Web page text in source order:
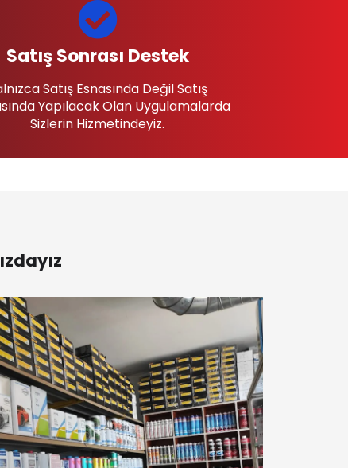
Satış Sonrası Destek
Satış Esnasında Değil Satış
Yapılacak Olan Uygulamalarda
Sizlerin Hizmetindeyiz.